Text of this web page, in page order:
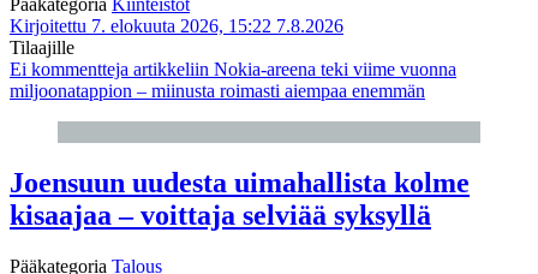
Kirjoitettu 7. elokuuta 2026, 15:22 7.8.2026
Tilaajille
Ei kommentteja artikkeliin Nokia-areena teki viime vuonna
miljoonatappion – miinusta roimasti aiempaa enemmän
Joensuun uudesta uimahallista kolme
kisaajaa – voittaja selviää syksyllä
Pääkategoria Talous